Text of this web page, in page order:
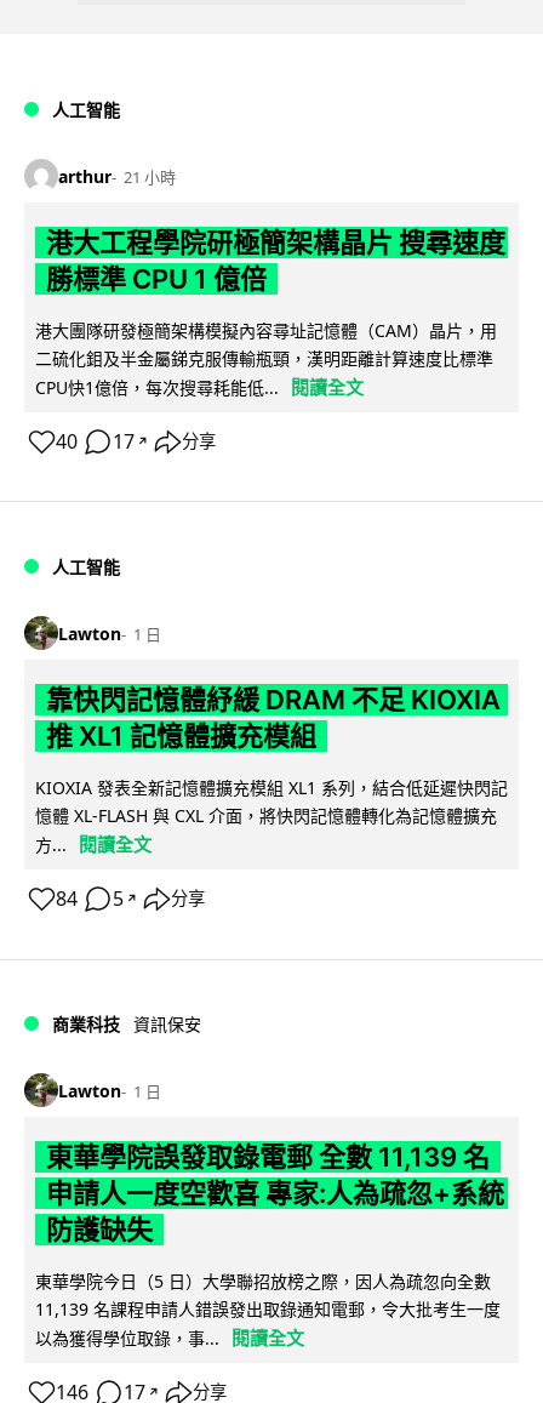
人工智能
arthur 21 小時
港大工程學院研極簡架構晶片 搜尋速度
勝標準 CPU 1 億倍
港大團隊研發極簡架構模擬內容尋址記憶體（CAM）晶片，用
二硫化鉬及半金屬銻克服傳輸瓶頸，漢明距離計算速度比標準
CPU快1億倍，每次搜尋耗能低...
閱讀全文
40 17 ↗ 分享
人工智能
Lawton 1 日
靠快閃記憶體紓緩 DRAM 不足 KIOXIA
推 XL1 記憶體擴充模組
KIOXIA 發表全新記憶體擴充模組 XL1 系列，結合低延遲快閃記
憶體 XL-FLASH 與 CXL 介面，將快閃記憶體轉化為記憶體擴充
方...
閱讀全文
84 5 ↗ 分享
商業科技 資訊保安
Lawton 1 日
東華學院誤發取錄電郵 全數 11,139 名
申請人一度空歡喜 專家:人為疏忽+系統
防護缺失
東華學院今日（5 日）大學聯招放榜之際，因人為疏忽向全數
11,139 名課程申請人錯誤發出取錄通知電郵，令大批考生一度
以為獲得學位取錄，事...
閱讀全文
146 17 ↗ 分享